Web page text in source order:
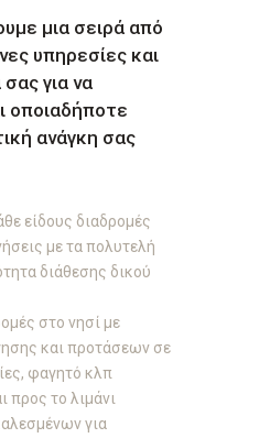
μια σειρά από
υπηρεσίες και
για να
οποιαδήποτε
ανάγκη σας
είδους διαδρομές
με τα πολυτελή
διάθεσης δικού
στο νησί με
και προτάσεων σε
φαγητό κλπ
προς το λιμάνι
για